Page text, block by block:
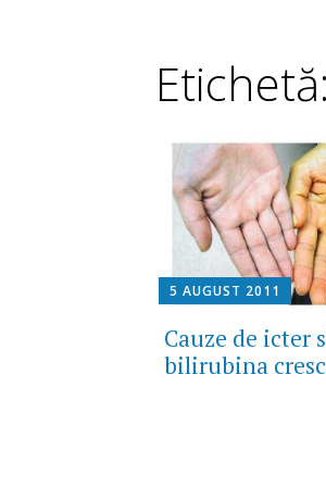
5 AUGUST 2011
Cauze de icter
bilirubina